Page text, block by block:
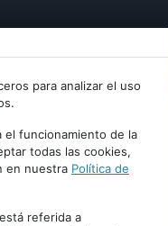
para analizar el uso
el funcionamiento de la
todas las cookies,
en nuestra Política de
referida a